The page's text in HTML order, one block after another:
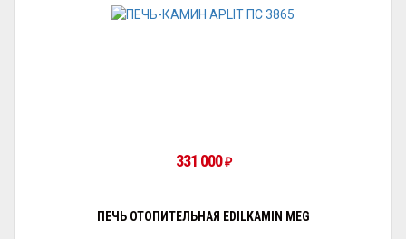
331 000₽
ПЕЧЬ ОТОПИТЕЛЬНАЯ EDILKAMIN MEG